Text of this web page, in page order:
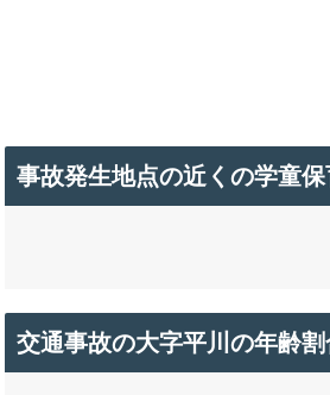
事故発生地点の近くの学童保
交通事故の大字平川の年齢割